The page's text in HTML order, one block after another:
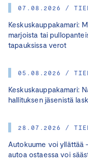
07.08.2026 /
Keskuskauppakamari:
marjoista tai
tapauksissa verot
05.08.2026 /
Keskuskauppakamari:
hallituksen jäsenistä
28.07.2026 /
Autokuume voi yllättää
autoa ostaessa voi